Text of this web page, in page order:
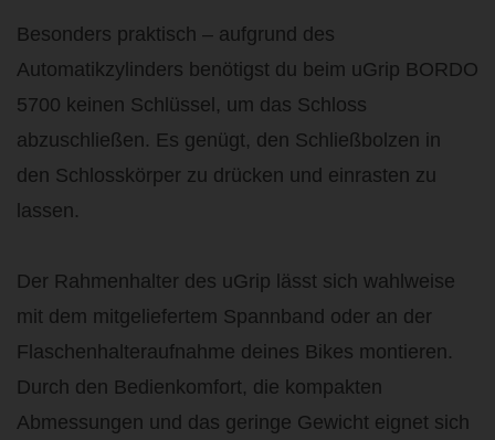
Besonders praktisch – aufgrund des
Automatikzylinders benötigst du beim uGrip BORDO
5700 keinen Schlüssel, um das Schloss
abzuschließen. Es genügt, den Schließbolzen in
den Schlosskörper zu drücken und einrasten zu
lassen.
Der Rahmenhalter des uGrip lässt sich wahlweise
mit dem mitgeliefertem Spannband oder an der
Flaschenhalteraufnahme deines Bikes montieren.
Durch den Bedienkomfort, die kompakten
Abmessungen und das geringe Gewicht eignet sich